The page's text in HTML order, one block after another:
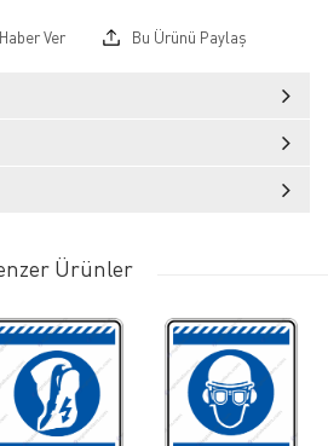
Ver Bu Ürünü Paylaş
Ürünler